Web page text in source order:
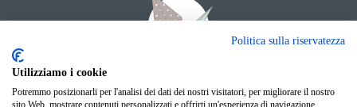
Giochi
Politica sulla riservatezza
Utilizziamo i cookie
Potremmo posizionarli per l'analisi dei dati dei nostri visitatori, per migliorare il nostro
sito Web, mostrare contenuti personalizzati e offrirti un'esperienza di navigazione